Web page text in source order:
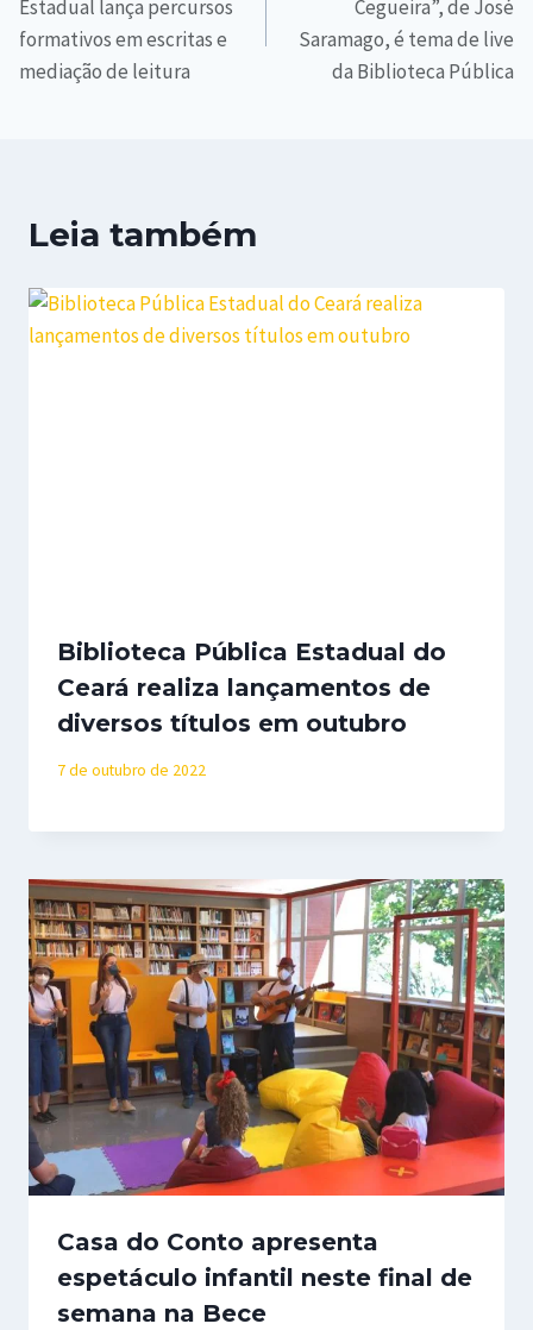
Estadual lança percursos
formativos em escritas e
mediação de leitura
Cegueira”, de José
Saramago, é tema de live
da Biblioteca Pública
Leia também
Biblioteca Pública Estadual do
Ceará realiza lançamentos de
diversos títulos em outubro
7 de outubro de 2022
Casa do Conto apresenta
espetáculo infantil neste final de
semana na Bece